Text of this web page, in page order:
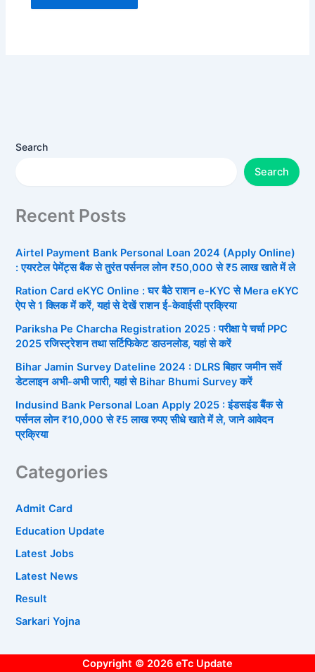
Search
Search
Recent Posts
Airtel Payment Bank Personal Loan 2024 (Apply Online)
: एयरटेल पेमेंट्स बैंक से तुरंत पर्सनल लोन ₹50,000 से ₹5 लाख खाते में ले
Ration Card eKYC Online : घर बैठे राशन e-KYC से Mera eKYC
ऐप से 1 क्लिक में करें, यहां से देखें राशन ई-केवाईसी प्रक्रिया
Pariksha Pe Charcha Registration 2025 : परीक्षा पे चर्चा PPC
2025 रजिस्ट्रेशन तथा सर्टिफिकेट डाउनलोड, यहां से करें
Bihar Jamin Survey Dateline 2024 : DLRS बिहार जमीन सर्वे
डेटलाइन अभी-अभी जारी, यहां से Bihar Bhumi Survey करें
Indusind Bank Personal Loan Apply 2025 : इंडसइंड बैंक से
पर्सनल लोन ₹10,000 से ₹5 लाख रुपए सीधे खाते में ले, जाने आवेदन
प्रक्रिया
Categories
Admit Card
Education Update
Latest Jobs
Latest News
Result
Sarkari Yojna
Copyright © 2026 eTc Update